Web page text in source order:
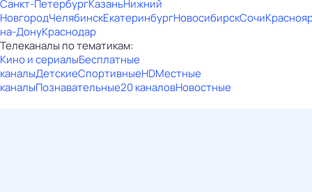
Санкт-ПетербургКазаньНижний
НовгородЧелябинскЕкатеринбургНовосибирскСочи
на-ДонуКраснодар
Телеканалы по тематикам:
Кино и сериалыБесплатные
каналыДетскиеСпортивныеHDМестные
каналыПознавательные20 каналовНовостные